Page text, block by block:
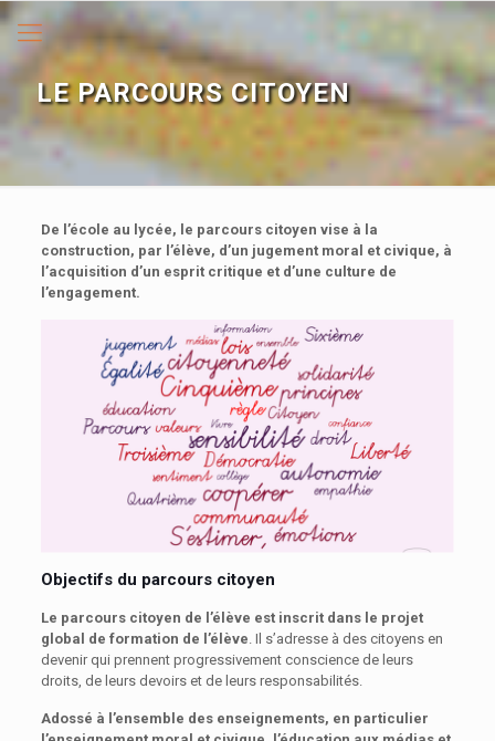
LE PARCOURS CITOYEN
De l’école au lycée, le parcours citoyen vise à la
construction, par l’élève, d’un jugement moral et civique, à
l’acquisition d’un esprit critique et d’une culture de
l’engagement.
Objectifs du parcours citoyen
Le parcours citoyen de l’élève est inscrit dans le projet
global de formation de l’élève . Il s’adresse à des citoyens en
devenir qui prennent progressivement conscience de leurs
droits, de leurs devoirs et de leurs responsabilités.
Adossé à l’ensemble des enseignements, en particulier